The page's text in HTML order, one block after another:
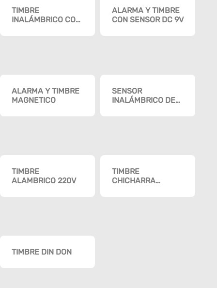
TIMBRE
INALÁMBRICO CON
ALARMA Y TIMBRE
CON SENSOR DC 9V
ALARMA Y TIMBRE
MAGNETICO
SENSOR
INALÁMBRICO DE
TIMBRE
ALAMBRICO 220V
TIMBRE
CHICHARRA
TIMBRE DIN DON